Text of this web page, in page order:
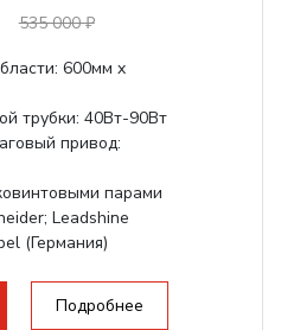
535 000 ₽
600мм x
трубки: 40Вт-90Вт
привод:
парами
Leadshine
(Германия)
Подробнее